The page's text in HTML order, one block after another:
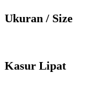
Ukuran / Size
Kasur Lipat